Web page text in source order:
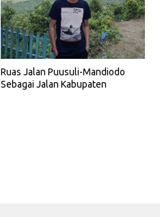
Ruas Jalan Puusuli-Mandiodo
Sebagai Jalan Kabupaten